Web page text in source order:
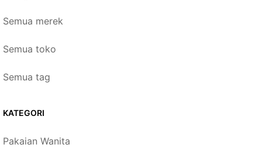
Semua merek
Semua toko
Semua tag
KATEGORI
Pakaian Wanita